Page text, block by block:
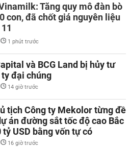
Tăng quy mô đàn bò
con, đã chốt giá nguyên liệu
1 phút trước
và BCG Land bị hủy tư
đại chúng
14 giờ trước
tịch Công ty Mekolor từng đề
án đường sắt tốc độ cao Bắc
tỷ USD bằng vốn tự có
16 giờ trước